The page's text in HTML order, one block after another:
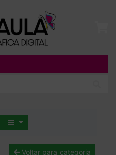
Voltar para categoria